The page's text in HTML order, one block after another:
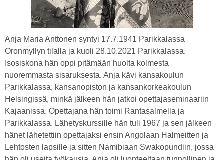
Anja Maria Anttonen syntyi 17.7.1941 Parikkalassa
Oronmyllyn tilalla ja kuoli 28.10.2021 Parikkalassa.
Isosiskona hän oppi pitämään huolta kolmesta
nuoremmasta sisaruksesta. Anja kävi kansakoulun
Parikkalassa, kansanopiston ja kansankorkeakoulun
Helsingissä, minkä jälkeen hän jatkoi opettajaseminaariin
Kajaanissa. Opettajana hän toimi Rantasalmella ja
Parikkalassa. Lähetyskurssille hän tuli 1967 ja sen jälkeen
hänet lähetettiin opettajaksi ensin Angolaan Halmeitten ja
Lehtosten lapsille ja sitten Namibiaan Swakopundiin, jossa